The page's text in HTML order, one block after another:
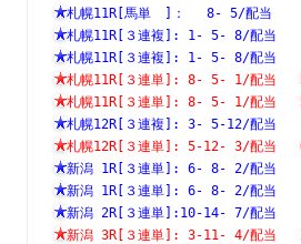
札幌11R[馬単　]：　 8- 5/配当
札幌11R[３連複]: 1- 5- 8/配当
札幌11R[３連複]: 1- 5- 8/配当
札幌11R[３連単]: 8- 5- 1/配当
札幌11R[３連単]: 8- 5- 1/配当
札幌12R[３連複]: 3- 5-12/配当
札幌12R[３連単]: 5-12- 3/配当
新潟 1R[３連単]: 6- 8-
新潟 1R[３連単]: 6- 8-
新潟 2R[３連単]:10-14- 7/
新潟 3R[３連単]: 3-11- 4/